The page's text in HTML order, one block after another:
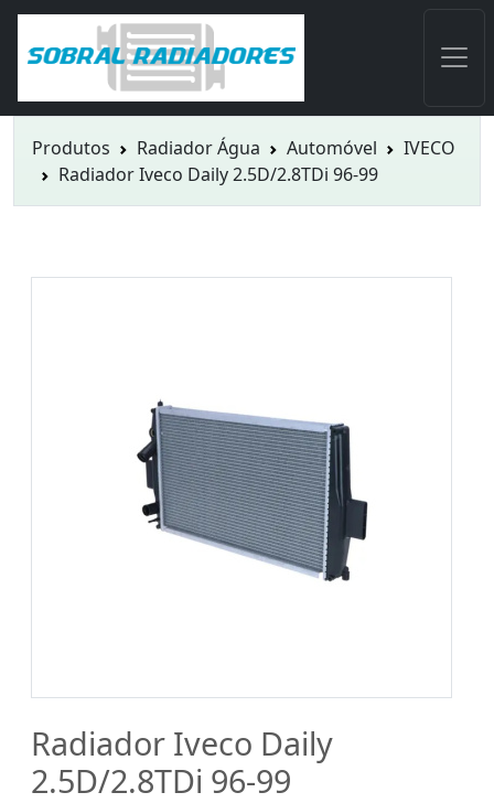
Produtos Radiador Água Automóvel
IVECO
Radiador Iveco Daily 2.5D/2.8TDi 96-99
Radiador Iveco Daily
2.5D/2.8TDi 96-99